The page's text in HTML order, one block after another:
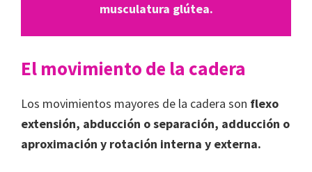
musculatura glútea.
El movimiento de la cadera
Los movimientos mayores de la cadera son flexo
extensión, abducción o separación, adducción o
aproximación y rotación interna y externa.